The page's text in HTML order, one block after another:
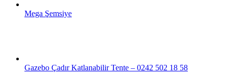
Mega Şemsiye
Gazebo Çadır Katlanabilir Tente – 0242 502 18 58